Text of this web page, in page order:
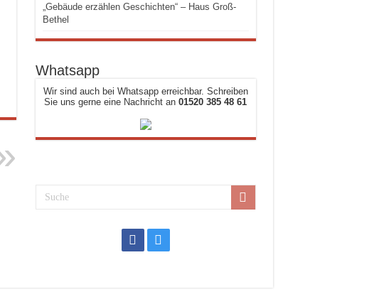
„Gebäude erzählen Geschichten“ – Haus Groß-
Bethel
Whatsapp
Wir sind auch bei Whatsapp erreichbar. Schreiben
Sie uns gerne eine Nachricht an 01520 385 48 61